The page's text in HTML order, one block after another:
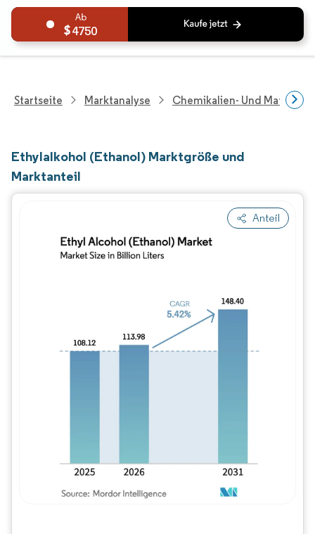
4750
Startseite Marktanalyse Chemikalien- Und
Ethylalkohol (Ethanol) Marktgröße und
Marktanteil
Anteil